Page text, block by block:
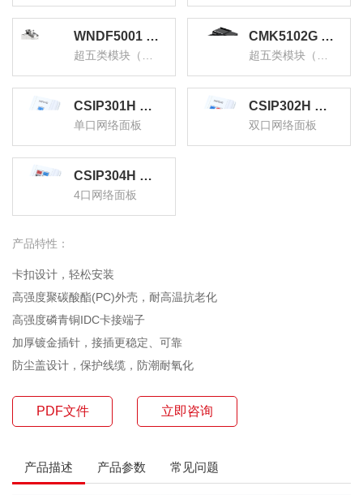
WNDF5001 超五类免打直插带屏蔽网络模块8P8C CAT5E网络布线适用于信息面板 RJ45插座连接头直通头 CMK5102G 超五类非屏蔽网络模块8P8C CAT5E网络布线适用于信息面板 RJ45插座连接头直通头
CSIP301H 工程级语音信息面板单口 一位网线插座通用86型网络面板电脑网络插座信息电话模块
单口网络面板
CSIP302H 工程级语音信息面板双口 二位网线插座通用86型网络面板电脑网络插座信息电话模块
双口网络面板
CSIP304H 工程级语音信息面板四口 四位网线插座通用86型网络面板电脑网络插座信息电话模块
4口网络面板
产品特性：
卡扣设计，轻松安装
高强度聚碳酸酯(PC)外壳，耐高温抗老化
高强度磷青铜IDC卡接端子
加厚镀金插针，接插更稳定、可靠
防尘盖设计，保护线缆，防潮耐氧化
PDF文件 立即咨询
产品描述 产品参数 常见问题